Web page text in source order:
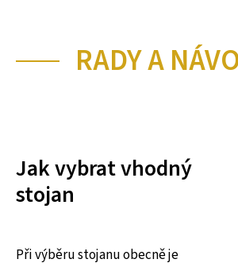
RADY A
Jak vybrat vhodný
stojan
Při výběru stojanu obecně je